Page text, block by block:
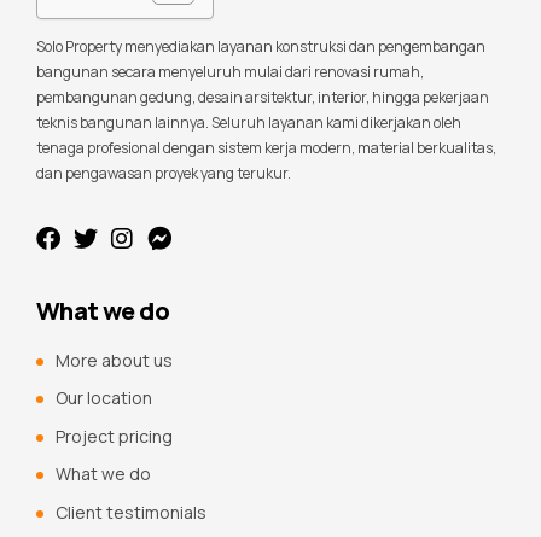
Solo Property menyediakan layanan konstruksi dan pengembangan
bangunan secara menyeluruh mulai dari renovasi rumah,
pembangunan gedung, desain arsitektur, interior, hingga pekerjaan
teknis bangunan lainnya. Seluruh layanan kami dikerjakan oleh
tenaga profesional dengan sistem kerja modern, material berkualitas,
dan pengawasan proyek yang terukur.
What we do
More about us
Our location
Project pricing
What we do
Client testimonials